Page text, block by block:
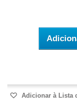
Adicionar à Lista